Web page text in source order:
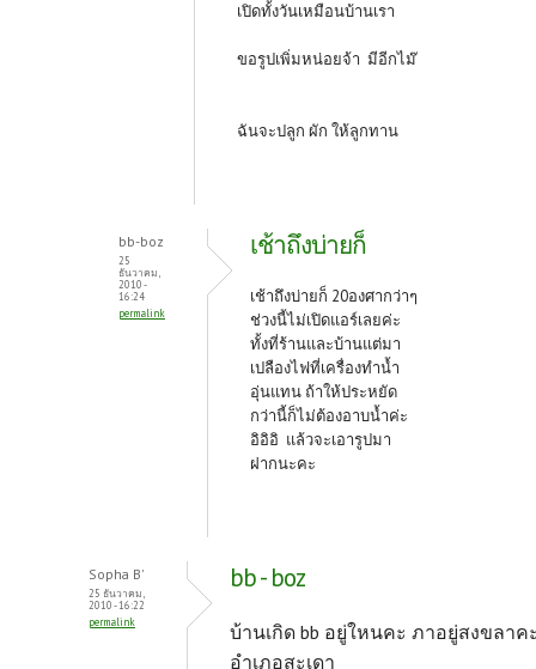
เปิดทั้งวันเหมือนบ้านเรา
ขอรูปเพิ่มหน่อยจ้า มีอีกไม๊
ฉันจะปลูก ผัก ให้ลูกทาน
bb-boz
25
ธันวาคม,
2010 -
16:24
permalink
เช้าถึงบ่ายก็
เช้าถึงบ่ายก็ 20องศากว่าๆ
ช่วงนี้ไม่เปิดแอร์เลยค่ะ
ทั้งที่ร้านและบ้านแต่มา
เปลืองไฟที่เครื่องทำน้ำ
อุ่นแทน ถ้าให้ประหยัด
กว่านี้ก็ไม่ต้องอาบน้ำค่ะ
อิอิอิ แล้วจะเอารูปมา
ฝากนะคะ
Sopha B'
25 ธันวาคม,
2010 - 16:22
permalink
bb - boz
บ้านเกิด bb อยู่ใหนคะ ภาอยู่สงขลาค
อำเภอสะเดา